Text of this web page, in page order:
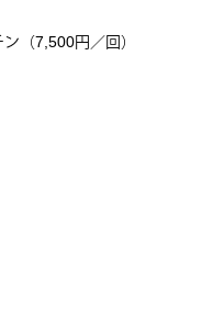
（7,500円／回）